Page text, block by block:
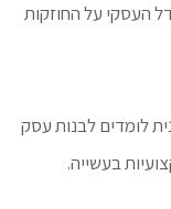
העסקי על החוזקות
לומדים לבנות עסק
בעשייה.